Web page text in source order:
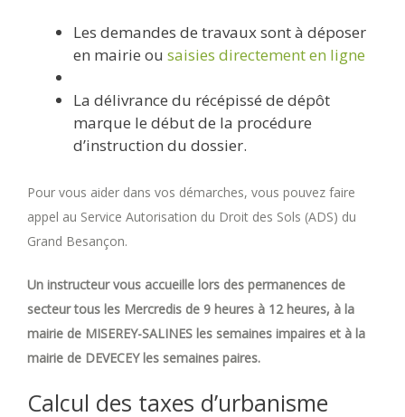
Les demandes de travaux sont à déposer
en mairie ou saisies directement en ligne
La délivrance du récépissé de dépôt
marque le début de la procédure
d’instruction du dossier.
Pour vous aider dans vos démarches, vous pouvez faire
appel au Service Autorisation du Droit des Sols (ADS) du
Grand Besançon.
Un instructeur vous accueille lors des permanences de
secteur tous les Mercredis de 9 heures à 12 heures, à la
mairie de MISEREY-SALINES les semaines impaires et à la
mairie de DEVECEY les semaines paires.
Calcul des taxes d’urbanisme